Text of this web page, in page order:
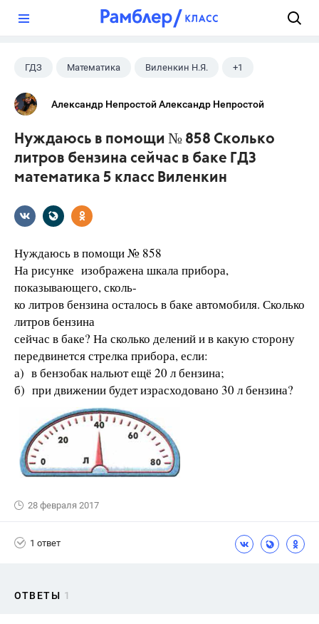
ГДЗ Математика Виленкин Н.Я. +1
5 класс
Александр Непростой Александр Непростой
Нуждаюсь в помощи № 858 Сколько
литров бензина сейчас в баке ГДЗ
математика 5 класс Виленкин
Нуждаюсь в помощи № 858
На рисунке изображена шкала прибора,
показывающего, сколь-
ко литров бензина осталось в баке автомобиля. Сколько
литров бензина
сейчас в баке? На сколько делений и в какую сторону
передвинется стрелка прибора, если:
а) в бензобак нальют ещё 20 л бензина;
б) при движении будет израсходовано 30 л бензина?
28 февраля 2017
1 ответ
ОТВЕТЫ 1